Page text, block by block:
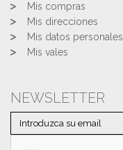
Mis compras
Mis direcciones
Mis datos personales
Mis vales
NEWSLETTER